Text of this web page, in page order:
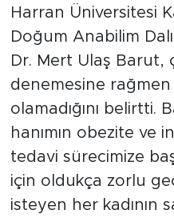
Harran Üniversitesi
Doğum Anabilim
Dr. Mert Ulaş
denemesine
olamadığını belirtti.
hanımın obezite ve
tedavi sürecimize
için oldukça zorlu
isteyen her kadının